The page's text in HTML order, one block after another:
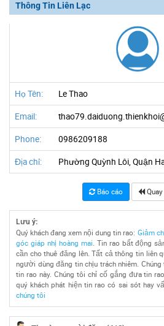
Thông Tin Liên Lạc
Họ Tên: Le Thao
Email:
Phone: 0986209188
Địa chỉ: Phường Quỳnh Lôi, Quận
Báo cáo
Lưu ý:
Quý khách đang xem nội dung tin rao: Giảm
góc giáp nhị hoàng mai. Tin rao bất động
cần cho thuê đăng lên. Tất cả thông tin liên
người dùng đăng tin chịu trách nhiêm.
tin rao này. Chúng tôi chỉ cố gắng đưa tin
quý khách phát hiện tin rao có sai sót hay
chúng tôi